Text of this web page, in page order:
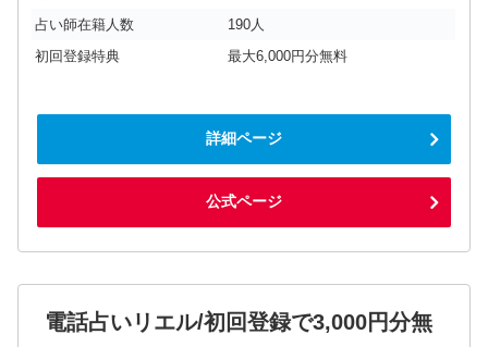
占い師在籍人数
190人
初回登録特典
最大6,000円分無料
詳細ページ
公式ページ
電話占いリエル/初回登録で3,000円分無